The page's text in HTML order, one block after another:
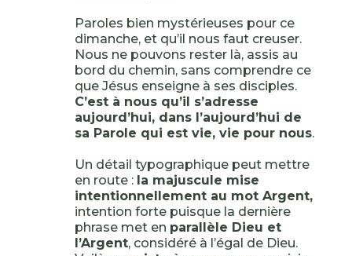
Paroles bien mystérieuses pour ce
dimanche, et qu’il nous faut creuser.
Nous ne pouvons rester là, assis au
bord du chemin, sans comprendre ce
que Jésus enseigne à ses disciples.
C’est à nous qu’il s’adresse
aujourd’hui, dans l’aujourd’hui de
sa Parole qui est vie, vie pour nous.
Un détail typographique peut mettre
en route : la majuscule mise
intentionnellement au mot Argent,
intention forte puisque la dernière
phrase met en parallèle Dieu et
l’Argent, considéré à l’égal de Dieu.